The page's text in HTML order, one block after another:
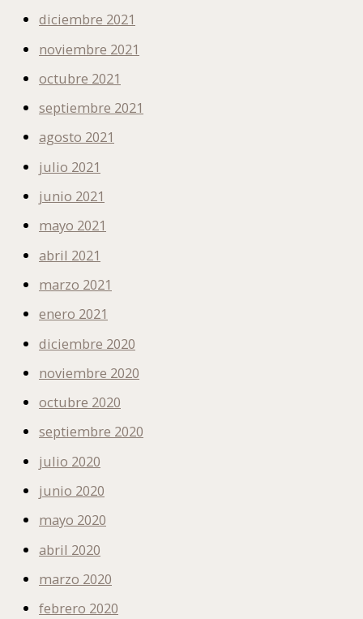
diciembre 2021
noviembre 2021
octubre 2021
septiembre 2021
agosto 2021
julio 2021
junio 2021
mayo 2021
abril 2021
marzo 2021
enero 2021
diciembre 2020
noviembre 2020
octubre 2020
septiembre 2020
julio 2020
junio 2020
mayo 2020
abril 2020
marzo 2020
febrero 2020